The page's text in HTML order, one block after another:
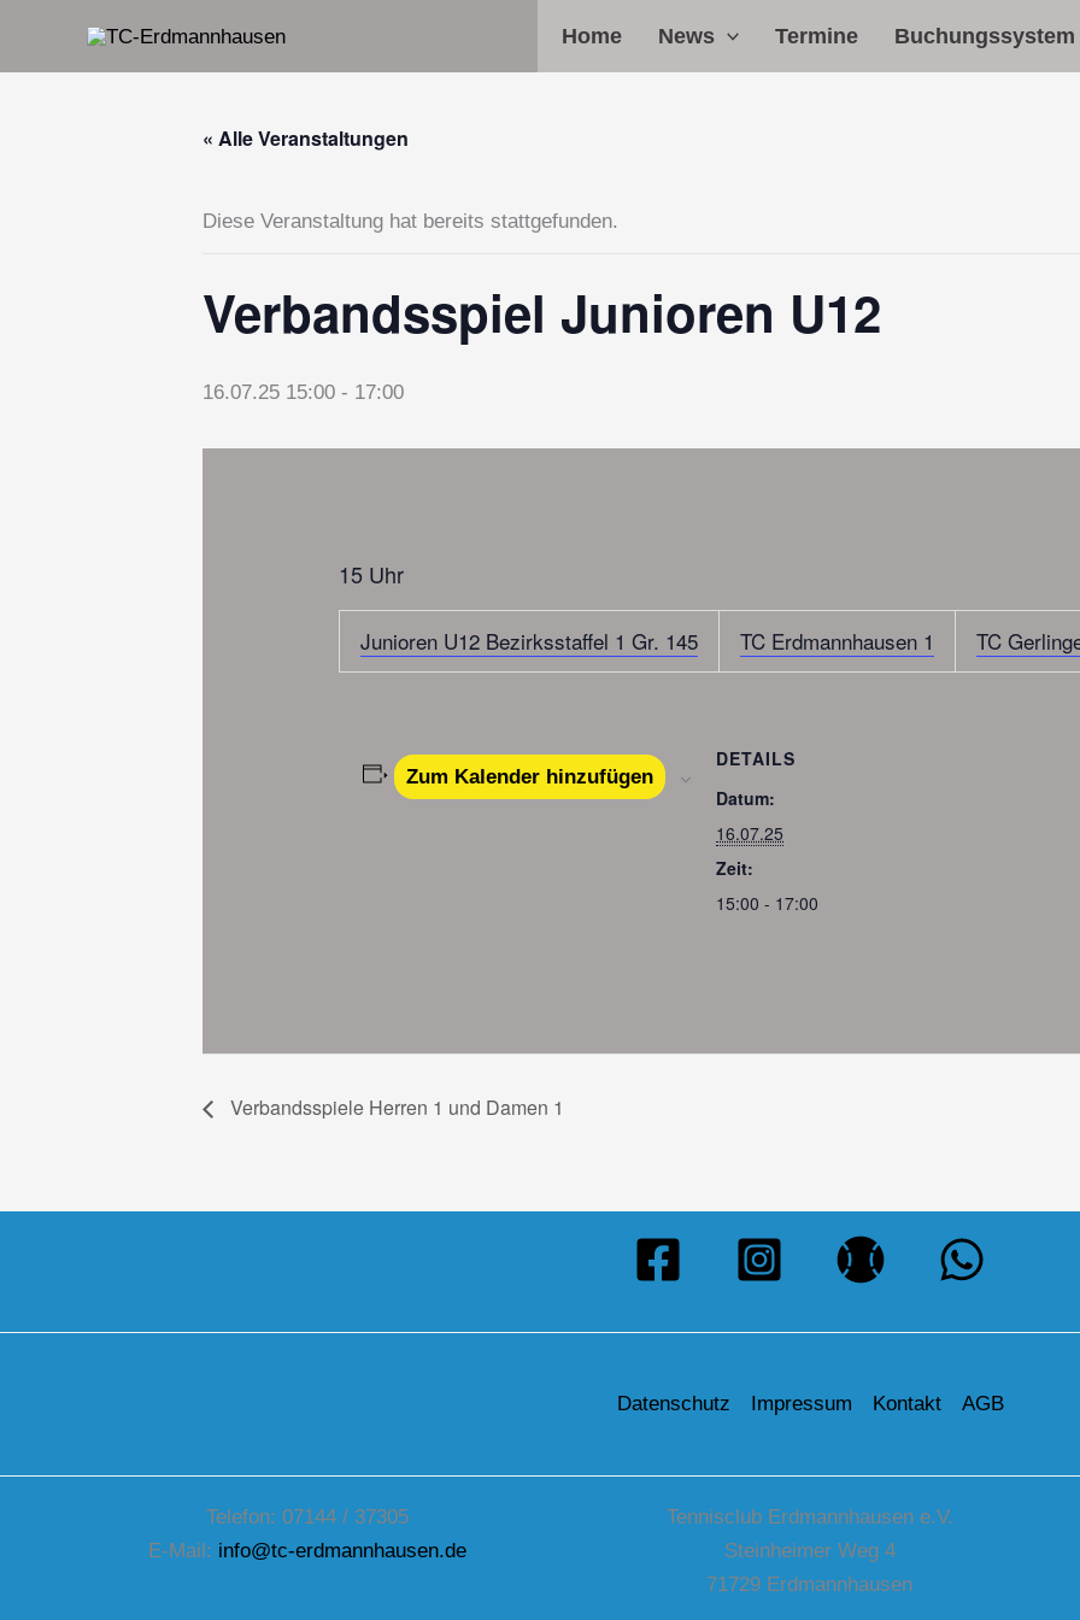
Home News Termine Buchungssystem
« Alle Veranstaltungen
Diese Veranstaltung hat bereits stattgefunden.
Verbandsspiel Junioren U12
16.07.25 15:00 - 17:00
15 Uhr
Junioren U12 Bezirksstaffel 1 Gr. 145 TC Erdmannhausen 1 TC
Zum Kalender hinzufügen
DETAILS
Datum:
16.07.25
Zeit:
15:00 - 17:00
Verbandsspiele Herren 1 und Damen 1
Datenschutz Impressum Kontakt AGB
Telefon: 07144 / 37305
E-Mail: info@tc-erdmannhausen.de
Tennisclub Erdmannhausen e.V.
Steinheimer Weg 4
71729 Erdmannhausen